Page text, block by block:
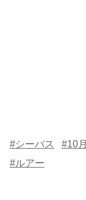
#シーバス #10月
#ルアー